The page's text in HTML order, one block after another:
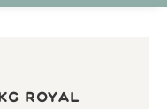
Royal